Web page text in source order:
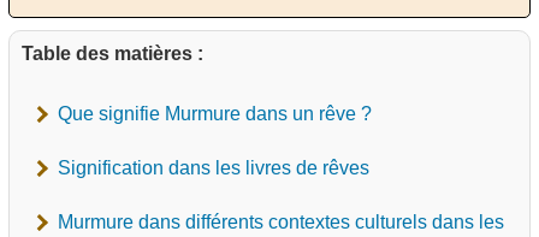
Table des matières :
Que signifie Murmure dans un rêve ?
Signification dans les livres de rêves
Murmure dans différents contextes culturels dans les